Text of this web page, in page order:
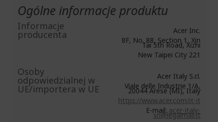
Ogólne informacje produktu
Informacje
producenta
Acer Inc.
8F, No. 88, Section 1, Xin
Tai 5th Road, Xizhi
New Taipei City 221
Osoby
odpowiedzialnej w
UE/importera w UE
Acer Italy S.r.l.
Viale delle Industrie 1/A,
20044 Arese (MI), Italy
https://www.acer.com/it-it
E-mail:acer-italy-
srl@legalmail.it